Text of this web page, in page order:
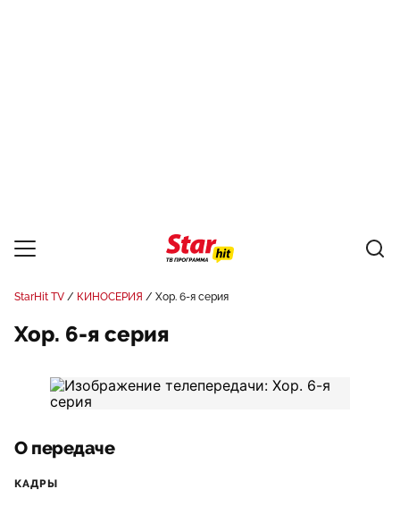
StarHit TV КИНОСЕРИЯ Хор. 6-я серия
Хор. 6-я серия
О передаче
КАДРЫ